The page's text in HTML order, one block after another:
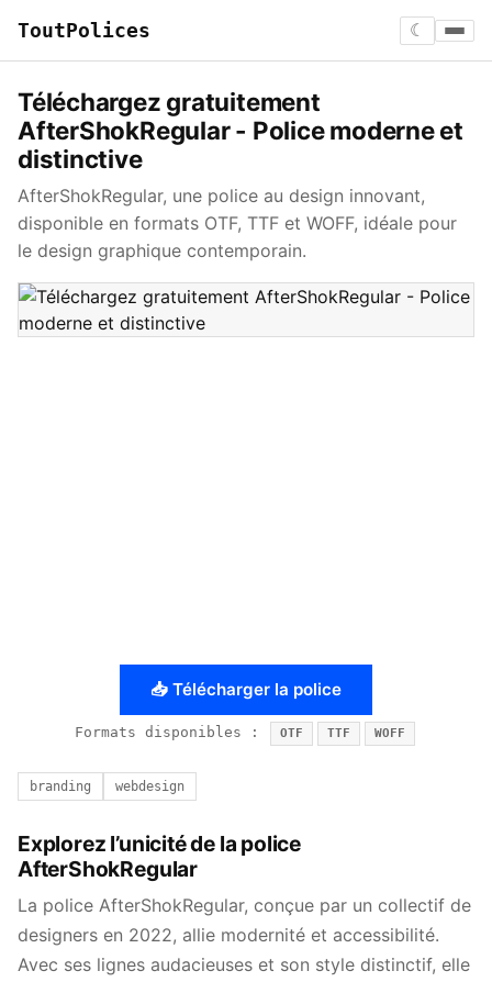
ToutPolices ☾
Téléchargez gratuitement
AfterShokRegular - Police moderne et
distinctive
AfterShokRegular, une police au design innovant,
disponible en formats OTF, TTF et WOFF, idéale pour
le design graphique contemporain.
📥 Télécharger la police
Formats disponibles : OTF TTF WOFF
branding webdesign
Explorez l’unicité de la police
AfterShokRegular
La police AfterShokRegular, conçue par un collectif de
designers en 2022, allie modernité et accessibilité.
Avec ses lignes audacieuses et son style distinctif, elle